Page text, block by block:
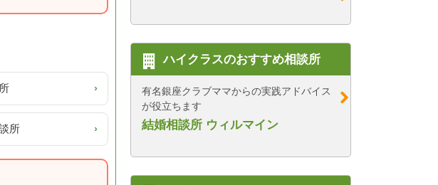
›
所 ›
ハイクラスのおすすめ相談所
有名銀座クラブママからの実践アドバイス
が役立ちます
結婚相談所 ウィルマイン